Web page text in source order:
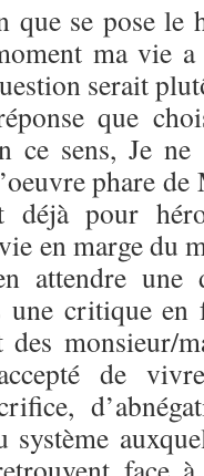
que se pose le
ma vie
serait
que
ce sens, Je
phare
déjà pour
en marge du
attendre une
une critique
des monsieur/
de